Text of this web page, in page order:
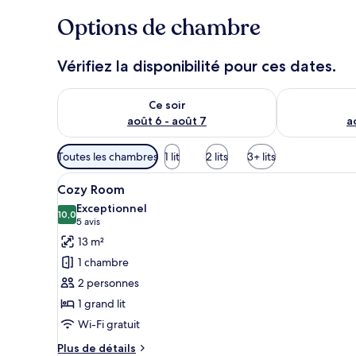
Options de chambre
Vérifiez la disponibilité pour ces dates.
Ce soir
août 6 - août 7
Vérifier la disponibilité pour ce soir août 6 - août 7
Vérifier la
Filtres
disponibles
pour
les
chambres
Toutes les chambres 1 lit 2 lits 3+ lits
Afficher
toutes
les
photos
pour
ce
type
de
chambre :
Cozy
Une chambre d’hôtel
6
Cozy Room
10,010,0 sur 10
Exceptionnel
5 avis
(5 avis)
13 m²
1 chambre
2 personnes
1 grand lit
Wi-Fi gratuit
Plus de détails
Plus